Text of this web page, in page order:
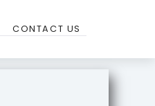
CONTACT US